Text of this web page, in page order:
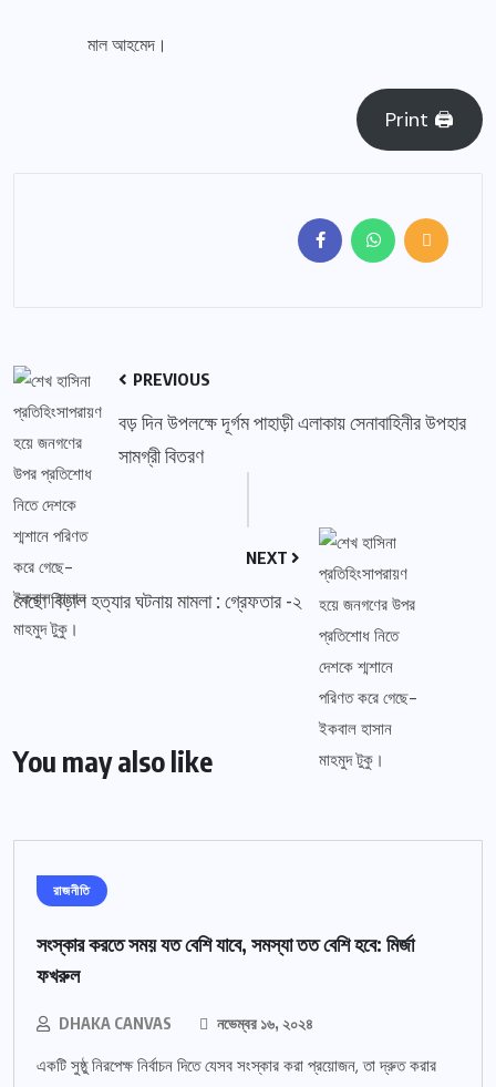
মাল আহমেদ।
Print 🖨
PREVIOUS
বড় দিন উপলক্ষে দূর্গম পাহাড়ী এলাকায় সেনাবাহিনীর উপহার
সামগ্রী বিতরণ
NEXT
মেছো বিড়াল হত্যার ঘটনায় মামলা : গ্রেফতার -২
You may also like
রাজনীতি
সংস্কার করতে সময় যত বেশি যাবে, সমস্যা তত বেশি হবে: মির্জা
ফখরুল
DHAKA CANVAS নভেম্বর ১৬, ২০২৪
একটি সুষ্ঠু নিরপেক্ষ নির্বাচন দিতে যেসব সংস্কার করা প্রয়োজন, তা দ্রুত করার